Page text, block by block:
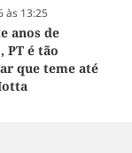
às 13:25
anos de
PT é tão
que teme até